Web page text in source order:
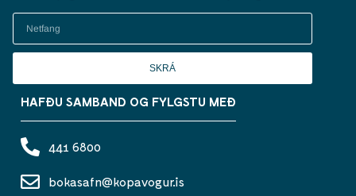
SKRÁ
HAFÐU SAMBAND OG FYLGSTU MEÐ
441 6800
bokasafn@kopavogur.is